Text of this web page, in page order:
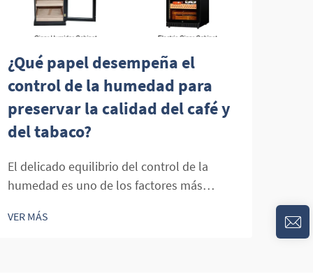
¿Qué papel desempeña el
control de la humedad para
preservar la calidad del café y
del tabaco?
El delicado equilibrio del control de la
humedad es uno de los factores más
y el valor económico tanto del café como
VER MÁS
lo
VER